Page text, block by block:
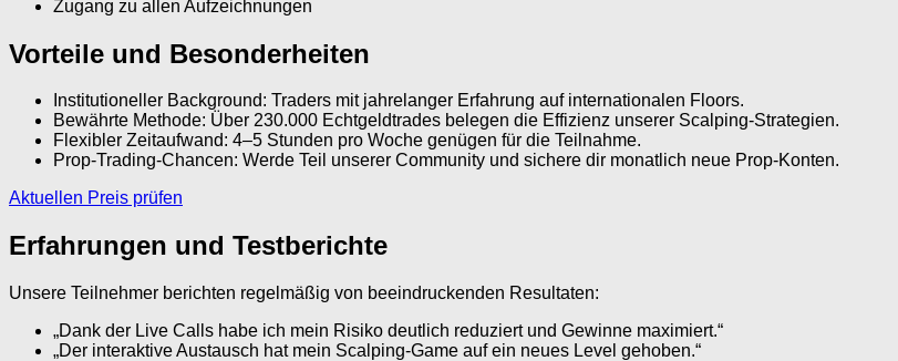
Zugang zu allen Aufzeichnungen
Vorteile und Besonderheiten
Institutioneller Background: Traders mit jahrelanger Erfahrung auf internationalen Floors.
Bewährte Methode: Über 230.000 Echtgeldtrades belegen die Effizienz unserer Scalping-Strategien.
Flexibler Zeitaufwand: 4–5 Stunden pro Woche genügen für die Teilnahme.
Prop-Trading-Chancen: Werde Teil unserer Community und sichere dir monatlich neue Prop-Konten.
Aktuellen Preis prüfen
Erfahrungen und Testberichte
Unsere Teilnehmer berichten regelmäßig von beeindruckenden Resultaten:
„Dank der Live Calls habe ich mein Risiko deutlich reduziert und Gewinne maximiert.“
„Der interaktive Austausch hat mein Scalping-Game auf ein neues Level gehoben.“